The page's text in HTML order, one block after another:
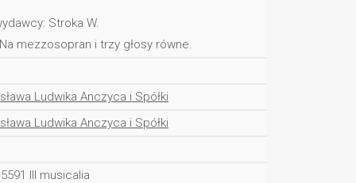
Stroka W.
mezzosopran i trzy głosy równe.
Ludwika Anczyca i Spółki
Ludwika Anczyca i Spółki
III musicalia